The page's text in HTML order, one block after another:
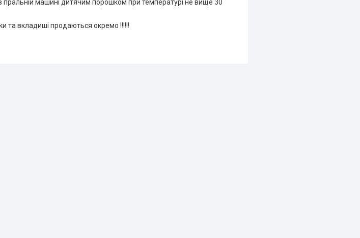
машині дитячим порошком при температурі не вище 30
та вкладиші продаються окремо !!!!!!